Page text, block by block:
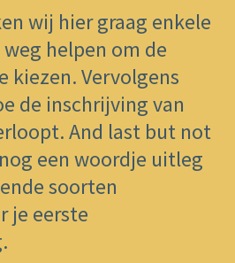
wij hier graag enkele
helpen om de
kiezen. Vervolgens
de inschrijving van
And last but not
een woordje uitleg
soorten
​je eerste